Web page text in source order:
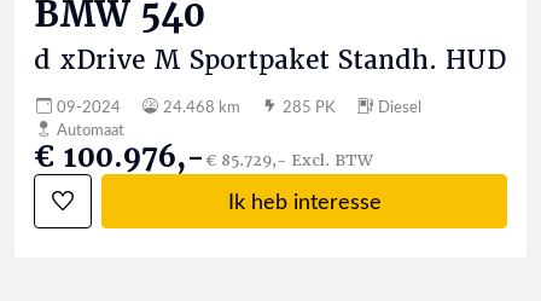
BMW 540
d xDrive M Sportpaket Standh. HUD
09-2024 24.468 km 285 PK
Diesel
Automaat
€ 100.976,-€ 85.729,- Excl. BTW
Ik heb interesse